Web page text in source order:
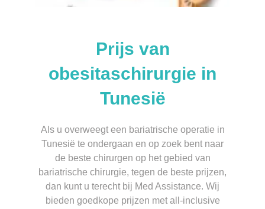
Prijs van
obesitaschirurgie in
Tunesië
Als u overweegt een bariatrische operatie in
Tunesië te ondergaan en op zoek bent naar
de beste chirurgen op het gebied van
bariatrische chirurgie, tegen de beste prijzen,
dan kunt u terecht bij Med Assistance. Wij
bieden goedkope prijzen met all-inclusive